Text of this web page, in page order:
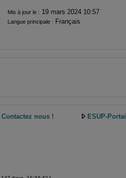
Mis à jour le : 19 mars 2024 10:57
Langue principale : Français
Contactez nous ! ESUP-Portail